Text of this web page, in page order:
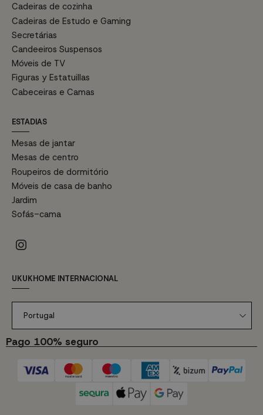
Cadeiras de cozinha
Cadeiras de Estudo e Gaming
Secretárias
Candeeiros Suspensos
Móveis de TV
Figuras y Estatuillas
Cabeceiras e Camas
ESTADIAS
Mesas de jantar
Mesas de centro
Roupeiros de dormitório
Móveis de casa de banho
Jardim
Sofás-cama
UKUKHOME INTERNACIONAL
Portugal
Pago 100% seguro